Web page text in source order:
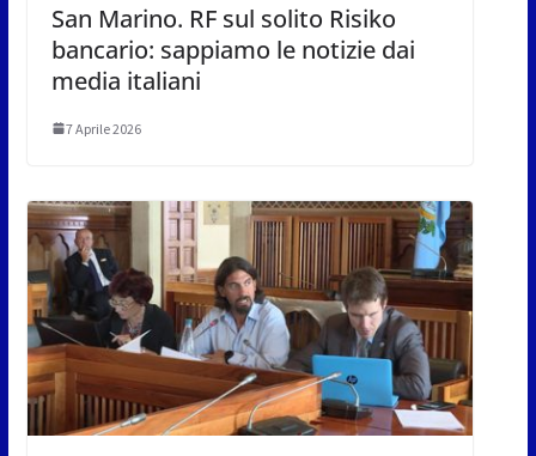
San Marino. RF sul solito Risiko
bancario: sappiamo le notizie dai
media italiani
7 Aprile 2026